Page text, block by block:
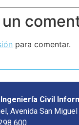
para comentar.
Ingeniería Civil
Avenida San Miguel
600